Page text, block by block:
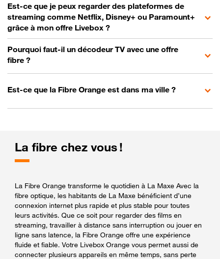
Est-ce que je peux regarder des plateformes de
streaming comme Netflix, Disney+ ou Paramount+
grâce à mon offre Livebox ?
Pourquoi faut-il un décodeur TV avec une offre
fibre ?
Est-ce que la Fibre Orange est dans ma ville ?
La fibre chez vous !
La Fibre Orange transforme le quotidien à La Maxe Avec la
fibre optique, les habitants de La Maxe bénéficient d’une
connexion internet plus rapide et plus stable pour toutes
leurs activités. Que ce soit pour regarder des films en
streaming, travailler à distance sans interruption ou jouer en
ligne sans latence, la Fibre Orange offre une expérience
fluide et fiable. Votre Livebox Orange vous permet aussi de
connecter plusieurs appareils en même temps, sans perte